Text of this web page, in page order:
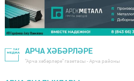
АРЧА ХӘБӘРЛӘРЕ
"Арча хәбәрләре" газетасы - Арча районы